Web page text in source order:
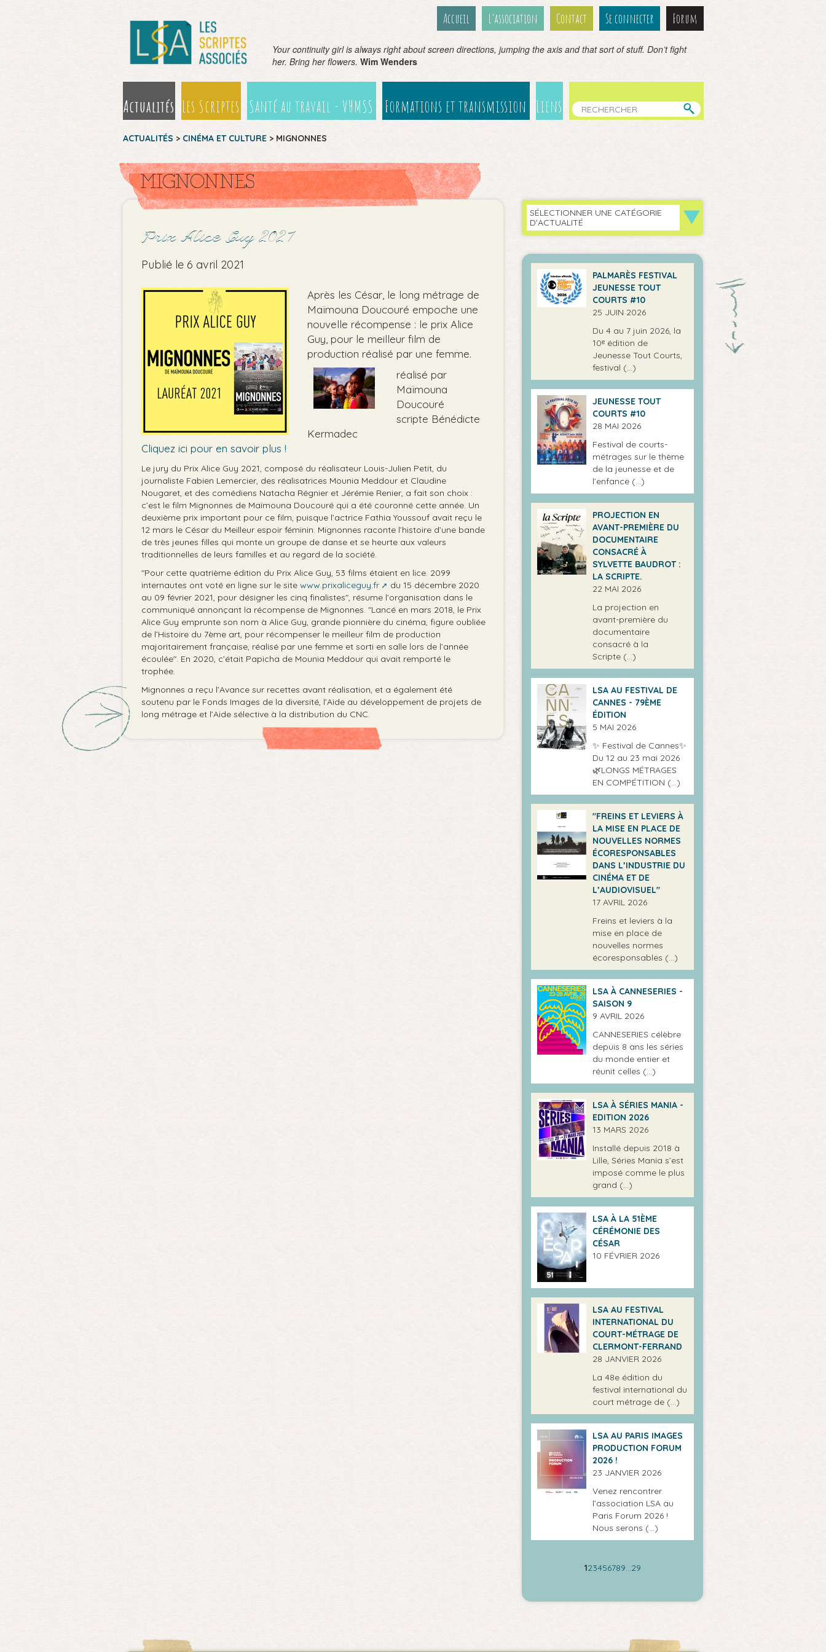
Accueil L’association Contact Se connecter Forum
Your continuity girl is always right about screen directions, jumping the axis and that sort of stuff. Don’t fight
her. Bring her flowers. Wim Wenders
Actualités Les Scriptes Santé au travail - VHMSS Formations et transmission Liens
ACTUALITÉS > CINÉMA ET CULTURE> MIGNONNES
MIGNONNES
Prix Alice Guy 2021
Publié le 6 avril 2021
Après les César, le long métrage de
Maïmouna Doucouré empoche une
nouvelle récompense : le prix Alice
Guy, pour le meilleur film de
production réalisé par une femme.
réalisé par
Maïmouna
Doucouré
scripte Bénédicte
Kermadec
Cliquez ici pour en savoir plus !
Le jury du Prix Alice Guy 2021, composé du réalisateur Louis-Julien Petit, du
journaliste Fabien Lemercier, des réalisatrices Mounia Meddour et Claudine
Nougaret, et des comédiens Natacha Régnier et Jérémie Renier, a fait son choix :
c’est le film Mignonnes de Maïmouna Doucouré qui a été couronné cette année. Un
deuxième prix important pour ce film, puisque l’actrice Fathia Youssouf avait reçu le
12 mars le César du Meilleur espoir féminin. Mignonnes raconte l’histoire d’une bande
de très jeunes filles qui monte un groupe de danse et se heurte aux valeurs
traditionnelles de leurs familles et au regard de la société.
"Pour cette quatrième édition du Prix Alice Guy, 53 films étaient en lice. 2099
internautes ont voté en ligne sur le site www.prixaliceguy.fr
du 15 décembre 2020
au 09 février 2021, pour désigner les cinq finalistes", résume l’organisation dans le
communiqué annonçant la récompense de Mignonnes. "Lancé en mars 2018, le Prix
Alice Guy emprunte son nom à Alice Guy, grande pionnière du cinéma, figure oubliée
de l’Histoire du 7ème art, pour récompenser le meilleur film de production
majoritairement française, réalisé par une femme et sorti en salle lors de l’année
écoulée". En 2020, c’était Papicha de Mounia Meddour qui avait remporté le
trophée.
Mignonnes a reçu l’Avance sur recettes avant réalisation, et a également été
soutenu par le Fonds Images de la diversité, l’Aide au développement de projets de
long métrage et l’Aide sélective à la distribution du CNC.
SÉLECTIONNER UNE CATÉGORIE
D'ACTUALITÉ
PALMARÈS FESTIVAL
JEUNESSE TOUT
COURTS #10
25 JUIN 2026
Du 4 au 7 juin 2026, la
10ᵉ édition de
Jeunesse Tout Courts,
festival (…)
JEUNESSE TOUT
COURTS #10
28 MAI 2026
Festival de courts-
métrages sur le thème
de la jeunesse et de
l’enfance (…)
PROJECTION EN
AVANT-PREMIÈRE DU
DOCUMENTAIRE
CONSACRÉ À
SYLVETTE BAUDROT :
LA SCRIPTE.
22 MAI 2026
La projection en
avant-première du
documentaire
consacré à la
Scripte (…)
LSA AU FESTIVAL DE
CANNES - 79ÈME
ÉDITION
5 MAI 2026
✨ Festival de Cannes✨
Du 12 au 23 mai 2026
🌿LONGS MÉTRAGES
EN COMPÉTITION (…)
"FREINS ET LEVIERS À
LA MISE EN PLACE DE
NOUVELLES NORMES
ÉCORESPONSABLES
DANS L’INDUSTRIE DU
CINÉMA ET DE
L’AUDIOVISUEL"
17 AVRIL 2026
Freins et leviers à la
mise en place de
nouvelles normes
écoresponsables (…)
LSA À CANNESERIES -
SAISON 9
9 AVRIL 2026
CANNESERIES célèbre
depuis 8 ans les séries
du monde entier et
réunit celles (…)
LSA À SÉRIES MANIA -
EDITION 2026
13 MARS 2026
Installé depuis 2018 à
Lille, Séries Mania s’est
imposé comme le plus
grand (…)
LSA À LA 51ÈME
CÉRÉMONIE DES
CÉSAR
10 FÉVRIER 2026
LSA AU FESTIVAL
INTERNATIONAL DU
COURT-MÉTRAGE DE
CLERMONT-FERRAND
28 JANVIER 2026
La 48e édition du
festival international du
court métrage de (…)
LSA AU PARIS IMAGES
PRODUCTION FORUM
2026 !
23 JANVIER 2026
Venez rencontrer
l’association LSA au
Paris Forum 2026 !
Nous serons (…)
123456789…29